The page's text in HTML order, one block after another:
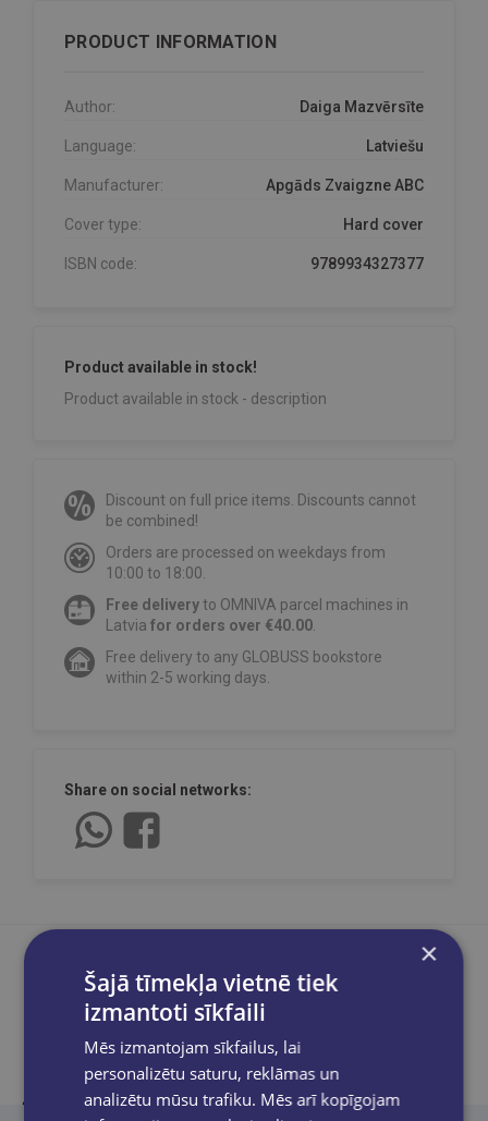
PRODUCT INFORMATION
Author: Daiga Mazvērsīte
Language: Latviešu
Manufacturer: Apgāds Zvaigzne ABC
Cover type: Hard cover
ISBN code: 9789934327377
Product available in stock!
Product available in stock - description
Discount on full price items. Discounts cannot
be combined!
Orders are processed on weekdays from
10:00 to 18:00.
Free deliveryto OMNIVA parcel machines in
Latvia for orders over €40.00.
Free delivery to any GLOBUSS bookstore
within 2-5 working days.
Share on social networks:
Product description
“Populāri, bet ar sentimentu, es centos atspoguļot notikumus,
×
Šajā tīmekļa vietnē tiek
izmantoti sīkfaili
Mēs izmantojam sīkfailus, lai
personalizētu saturu, reklāmas un
analizētu mūsu trafiku. Mēs arī kopīgojam